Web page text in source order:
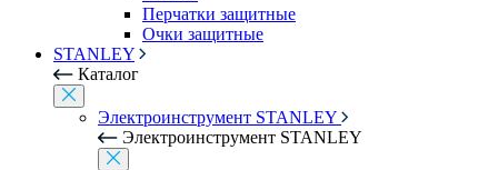
Перчатки защитные
Очки защитные
STANLEY
Каталог
Электроинструмент STANLEY
Электроинструмент STANLEY